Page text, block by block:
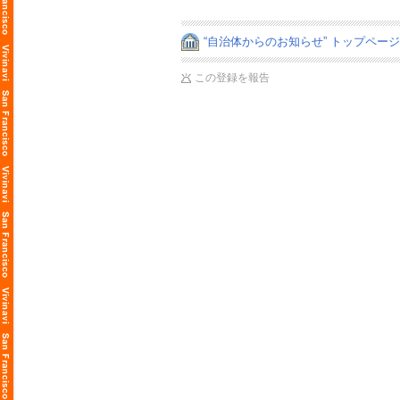
“自治体からのお知らせ” トップペー
この登録を報告